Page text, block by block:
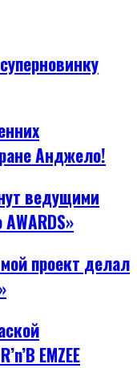
Анджело!
ведущими
проект делал
EMZEE